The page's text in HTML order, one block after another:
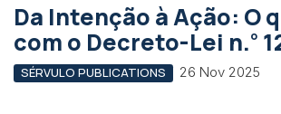
Da Intenção à Ação: O
com o Decreto-Lei n.º
SÉRVULO PUBLICATIONS 26 Nov 2025